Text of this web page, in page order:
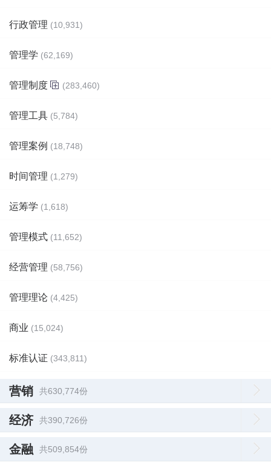
行政管理 (10,931)
管理学 (62,169)
管理制度 (283,460)
管理工具 (5,784)
管理案例 (18,748)
时间管理 (1,279)
运筹学 (1,618)
管理模式 (11,652)
经营管理 (58,756)
管理理论 (4,425)
商业 (15,024)
标准认证 (343,811)
营销 共630,774份
经济 共390,726份
金融 共509,854份